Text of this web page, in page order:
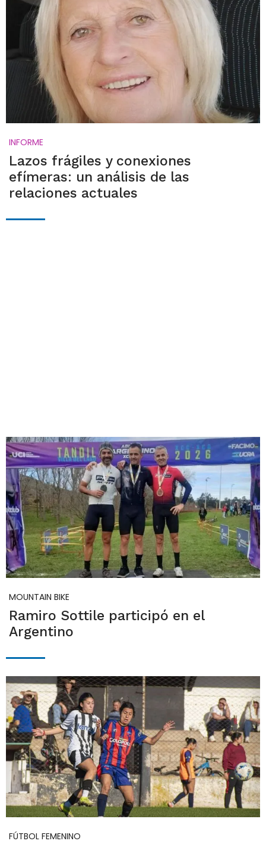
INFORME
Lazos frágiles y conexiones
efímeras: un análisis de las
relaciones actuales
MOUNTAIN BIKE
Ramiro Sottile participó en el
Argentino
FÚTBOL FEMENINO